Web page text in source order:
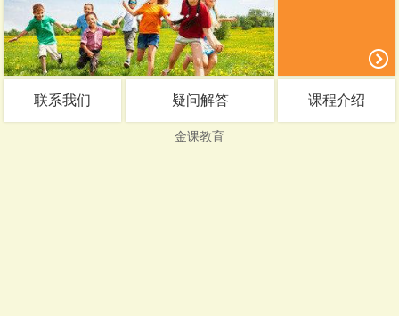
联系我们 疑问解答 课程介绍
金课教育